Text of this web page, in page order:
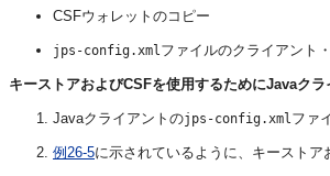
CSFウォレットのコピー
jps-config.xmlファイルのクライアント
キーストアおよびCSFを使用するためにJavaク
Javaクライアントのjps-config.xmlファ
例26-5に示されているように、キースト